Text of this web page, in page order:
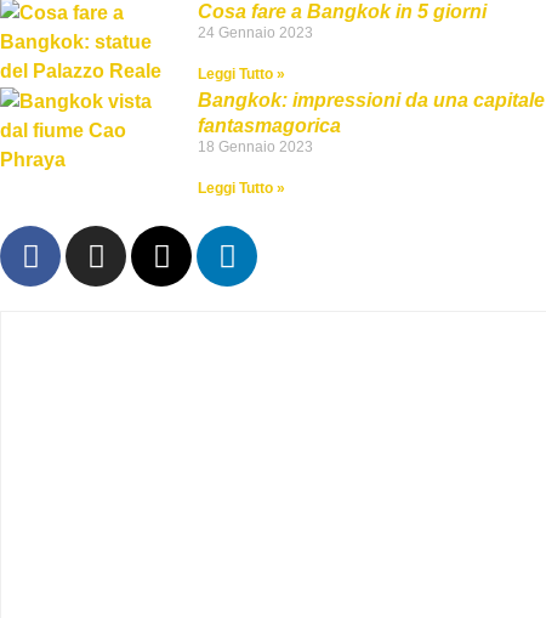
Cosa fare a Bangkok in 5 giorni
24 Gennaio 2023
Leggi Tutto »
Bangkok: impressioni da una capitale
fantasmagorica
18 Gennaio 2023
Leggi Tutto »